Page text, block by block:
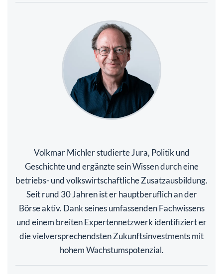
Volkmar Michler studierte Jura, Politik und
Geschichte und ergänzte sein Wissen durch eine
betriebs- und volkswirtschaftliche Zusatzausbildung.
Seit rund 30 Jahren ist er hauptberuflich an der
Börse aktiv. Dank seines umfassenden Fachwissens
und einem breiten Expertennetzwerk identifiziert er
die vielversprechendsten Zukunftsinvestments mit
hohem Wachstumspotenzial.